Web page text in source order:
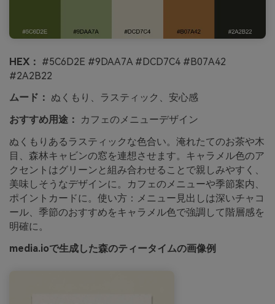
HEX： #5C6D2E #9DAA7A #DCD7C4 #B07A42
#2A2B22
ムード： ぬくもり、ラスティック、安心感
おすすめ用途：
カフェのメニューデザイン
ぬくもりあるラスティックな色合い。淹れたてのお茶や木
目、森林キャビンの窓を連想させます。キャラメル色のア
クセントはグリーンと組み合わせることで親しみやすく、
美味しそうなデザインに。カフェのメニューや季節案内、
ポイントカードに。使い方：メニュー見出しは深いチャコ
ール、季節のおすすめをキャラメル色で強調して階層感を
明確に。
media.ioで生成した森のティータイムの画像例